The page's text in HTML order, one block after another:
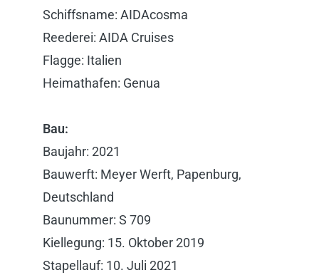
Schiffsname: AIDAcosma
Reederei: AIDA Cruises
Flagge: Italien
Heimathafen: Genua
Bau:
Baujahr: 2021
Bauwerft: Meyer Werft, Papenburg,
Deutschland
Baunummer: S 709
Kiellegung: 15. Oktober 2019
Stapellauf: 10. Juli 2021